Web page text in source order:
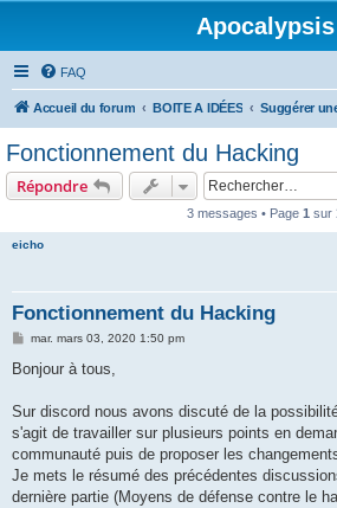
Apocalypsis
FAQ
Accueil du forum BOITE A IDÉES
Fonctionnement du Hacking
Répondre
3 messages • Page 1 sur
eicho
Fonctionnement du Hacking
M
s
g
mar. mars 03, 2020 1:50 pm
Bonjour à tous,
Sur discord nous avons discuté de la
s'agit de travailler sur plusieurs points en
communauté puis de proposer les
Je mets le résumé des précédentes
dernière partie (Moyens de défense contre le